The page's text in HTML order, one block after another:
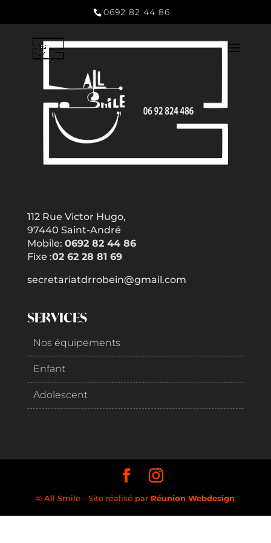
0692 82 44 86
112 Rue Victor Hugo,
97440 Saint-André
Mobile: 0692 82 44 86
Fixe :02 62 28 81 69
secretariatdrrobein@gmail.com
SERVICES
Nos équipements
Enfant
Adolescent
© All Smile - Site réalisé par Réunion Webdesign